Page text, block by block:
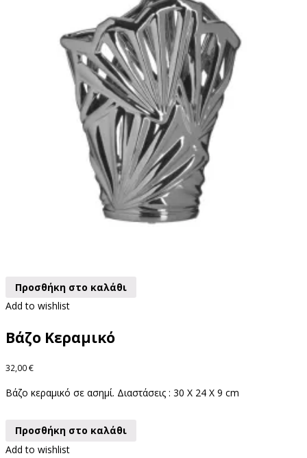
Προσθήκη στο καλάθι
Add to wishlist
Βάζο Κεραμικό
32,00€
Βάζο κεραμικό σε ασημί. Διαστάσεις : 30 X 24 X 9 cm
Προσθήκη στο καλάθι
Add to wishlist